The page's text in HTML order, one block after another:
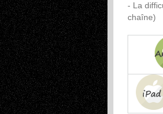
- La
chaîne)